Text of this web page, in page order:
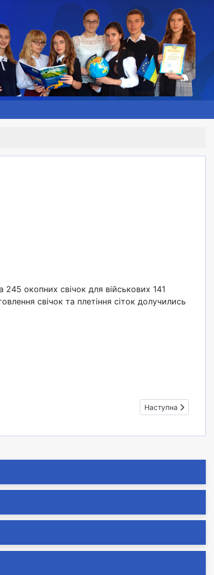
окопних свічок для військових 141
свічок та плетіння сіток долучились
Наступна стаття:
Наступна